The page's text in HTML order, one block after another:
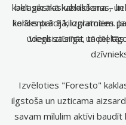
bet garākā kaklasiksna –
lielāks par 8 kilogramiem.
viegli saīsināt un
kaklasiksnas uzvilkšanas,
koncentrācijā, izplatoties
ūdensizturīga, tādēļ
Izvēloties "Foresto"
ilgstoša un uzticama
savam mīlulim aktīvi